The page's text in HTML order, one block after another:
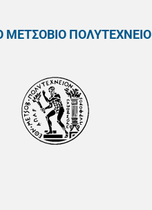
ΜΕΤΣΟΒΙΟ ΠΟΛΥΤΕΧΝΕΙΟ